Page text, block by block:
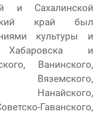
и Сахалинской
край был
культуры и
и
Ванинского,
Вяземского,
Нанайского,
Гаванского,